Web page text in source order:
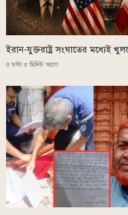
ইরান-যুক্তরাষ্ট্র সংঘাতের মধ্যেই
৫ ঘন্টা ৫ মিনিট আগে